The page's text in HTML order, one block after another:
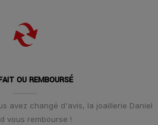
OU REMBOURSÉ
avez changé d'avis, la joaillerie Daniel
vous rembourse !